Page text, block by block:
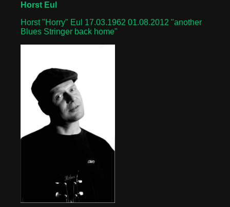
Horst Eul
Horst "Horry" Eul 17.03.1962 01.08.2012 "another
Blues Stringer back home"